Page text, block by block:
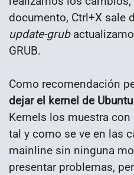
documento, Ctrl+X sale
update-grub
GRUB.
Como recomendación
dejar el kernel de
Kernels los muestra
tal y como se ve en las
mainline sin ninguna
presentar problemas,